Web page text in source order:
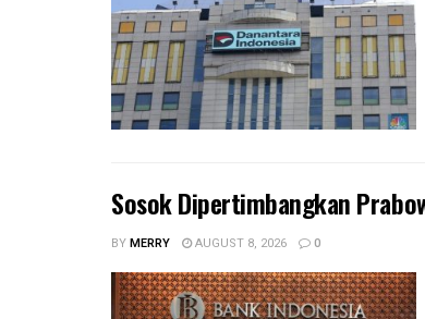
Sosok Dipertimbangkan
BYMERRY AUGUST 8, 2026 0